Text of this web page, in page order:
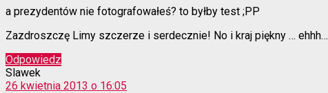
a prezydentów nie fotografowałeś? to byłby test ;PP
Zazdroszczę Limy szczerze i serdecznie! No i kraj piękny … ehhh…
Odpowiedz
Slawek
26 kwietnia 2013 o 16:05